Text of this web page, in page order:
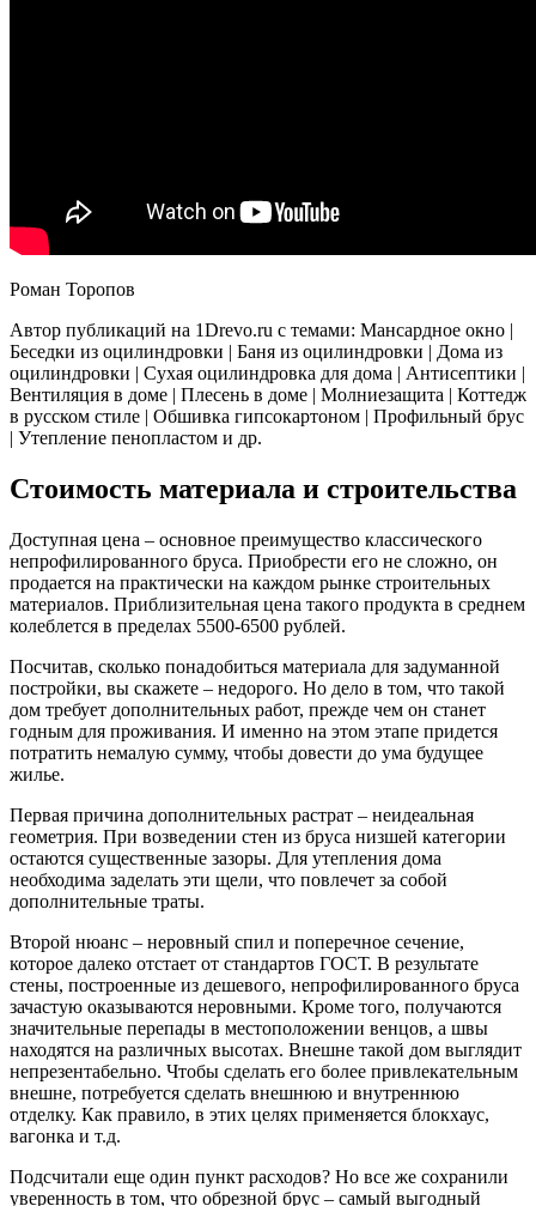
Роман Торопов
Автор публикаций на 1Drevo.ru с темами: Мансардное окно |
Беседки из оцилиндровки | Баня из оцилиндровки | Дома из
оцилиндровки | Сухая оцилиндровка для дома | Антисептики |
Вентиляция в доме | Плесень в доме | Молниезащита | Коттедж
в русском стиле | Обшивка гипсокартоном | Профильный брус
| Утепление пенопластом и др.
Стоимость материала и строительства
Доступная цена – основное преимущество классического
непрофилированного бруса. Приобрести его не сложно, он
продается на практически на каждом рынке строительных
материалов. Приблизительная цена такого продукта в среднем
колеблется в пределах 5500-6500 рублей.
Посчитав, сколько понадобиться материала для задуманной
постройки, вы скажете ­– недорого. Но дело в том, что такой
дом требует дополнительных работ, прежде чем он станет
годным для проживания. И именно на этом этапе придется
потратить немалую сумму, чтобы довести до ума будущее
жилье.
Первая причина дополнительных растрат – неидеальная
геометрия. При возведении стен из бруса низшей категории
остаются существенные зазоры. Для утепления дома
необходима заделать эти щели, что повлечет за собой
дополнительные траты.
Второй нюанс – неровный спил и поперечное сечение,
которое далеко отстает от стандартов ГОСТ. В результате
стены, построенные из дешевого, непрофилированного бруса
зачастую оказываются неровными. Кроме того, получаются
значительные перепады в местоположении венцов, а швы
находятся на различных высотах. Внешне такой дом выглядит
непрезентабельно. Чтобы сделать его более привлекательным
внешне, потребуется сделать внешнюю и внутреннюю
отделку. Как правило, в этих целях применяется блокхаус,
вагонка и т.д.
Подсчитали еще один пункт расходов? Но все же сохранили
уверенность в том, что обрезной брус – самый выгодный